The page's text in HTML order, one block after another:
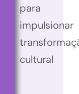
para
impulsionar
cultural